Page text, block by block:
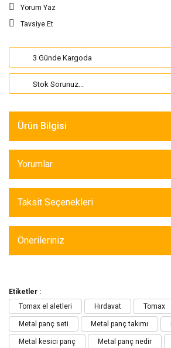
Yorum Yaz
Tavsiye Et
3 Günde Kargoda
Stok Sorunuz...
Ürün Bilgisi
Yorumlar
Taksit Seçenekleri
Önerileriniz
Etiketler :
Tomax el aletleri
Hırdavat Tomax
Metal panç seti Metal panç takımı
Metal kesici panç Metal panç nedir